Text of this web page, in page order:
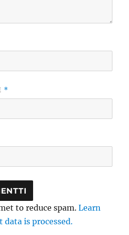
*
to reduce spam.Learn
is processed.